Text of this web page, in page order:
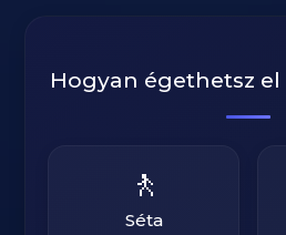
Hogyan égethetsz el
🚶
Séta